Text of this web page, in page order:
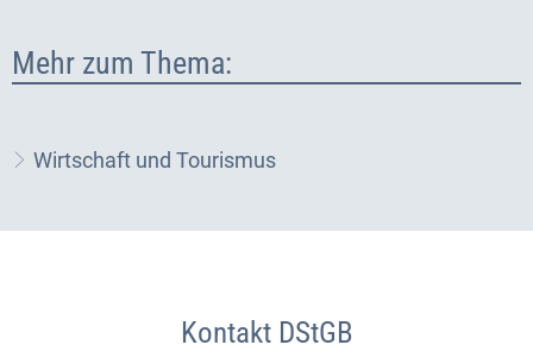
Mehr zum Thema:
Wirtschaft und Tourismus
Kontakt DStGB